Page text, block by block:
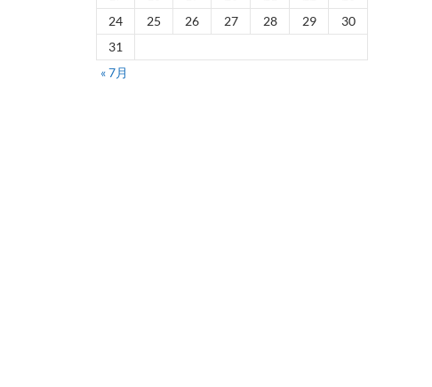
24
25 26 27 28 29
30
31
« 7月